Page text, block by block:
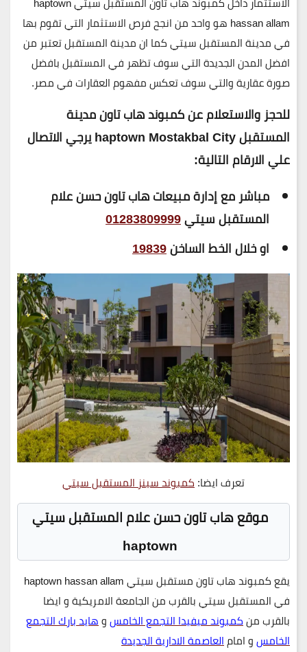
hassan allam هو واحد من انجح فرص الاستثمار التي تقوم بها
في مدينة المستقبل سيتي كما ان مدينة المستقبل تعتبر من
افضل المدن الجديدة التي سوف تظهر في المستقبل بافضل
صورة عقارية والتي سوف تعكس مفهوم العقارات في مصر.
للحجز والاستعلام عن كمبوند هاب تاون مدينة
المستقبل haptown Mostakbal City يرجي الاتصال
علي الارقام التالية:
مباشر مع إدارة مبيعات هاب تاون حسن علام
المستقبل سيتي01283809999
او خلال الخط الساخن19839
تعرف ايضا:كمبوند سينز المستقبل سيتي
موقع هاب تاون حسن علام المستقبل سيتي
haptown
يقعكمبوند هاب تاون مستقبل سيتي haptown hassan allam
في المستقبل سيتي بالقرب من الجامعة الامريكية و ايضا
بالقرب منكمبوند ميفيدا التجمع الخامسوهايد بارك التجمع
الخامسو امامالعاصمة الادارية الجديدة